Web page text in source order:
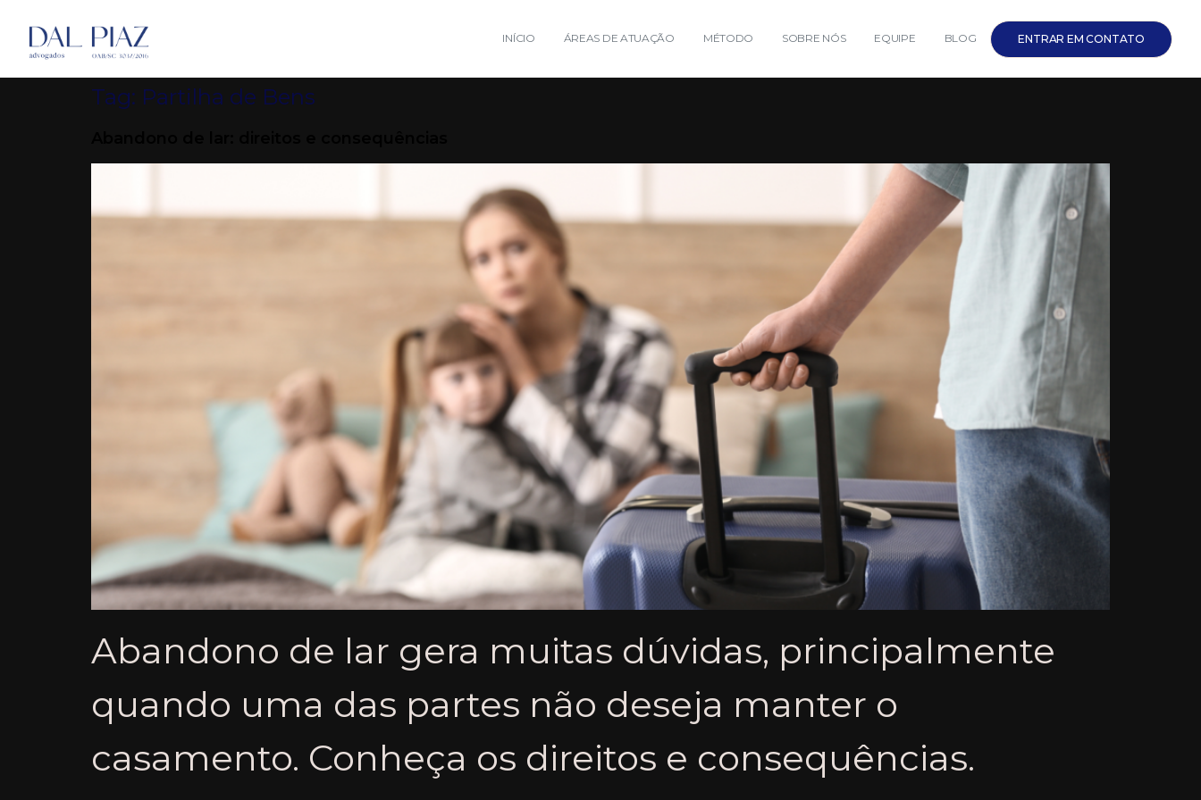
INÍCIO ÁREAS DE ATUAÇÃO MÉTODO SOBRE NÓS EQUIPE BLOG ENTRAR EM CONTATO
Tag: Partilha de Bens
Abandono de lar gera muitas dúvidas, principalmente
quando uma das partes não deseja manter o
casamento. Conheça os direitos e consequências.